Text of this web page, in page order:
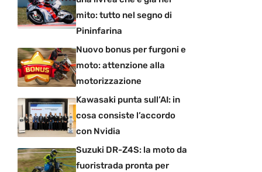
mito: tutto nel segno di
Pininfarina
Nuovo bonus per furgoni e
moto: attenzione alla
motorizzazione
Kawasaki punta sull’AI: in
cosa consiste l’accordo
con Nvidia
Suzuki DR-Z4S: la moto da
fuoristrada pronta per